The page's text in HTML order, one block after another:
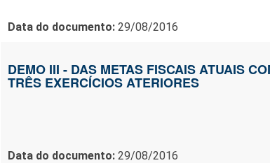
Data do documento:29/08/2016
DEMO III - DAS METAS FISCAIS ATUAIS
TRÊS EXERCÍCIOS ATERIORES
Data do documento:29/08/2016